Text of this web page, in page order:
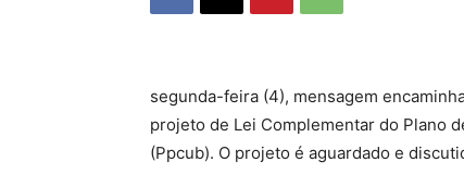
segunda-feira (4), mensagem
projeto de Lei Complementar do Plano
(Ppcub). O projeto é aguardado e